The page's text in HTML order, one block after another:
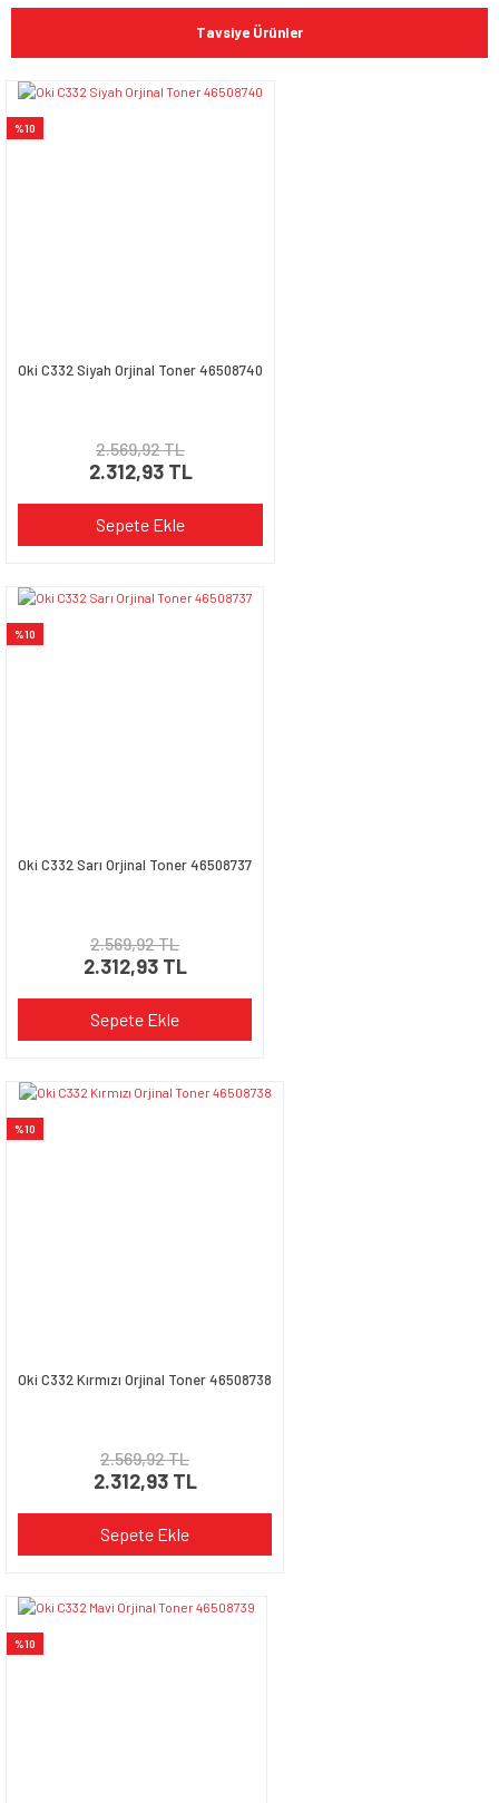
Bu ürüne ilk yorumu siz yapın!
Yorum Yaz
konularda yetersiz gördüğünüz noktaları öneri formunu
kullanarak tarafımıza iletebilirsiniz.
Tavsiye Ürünler
%10
Oki C332 Siyah Orjinal Toner 46508740
2.569,92 TL
2.312,93 TL
Sepete Ekle
%10
Oki C332 Sarı Orjinal Toner 46508737
2.569,92 TL
2.312,93 TL
Sepete Ekle
%10
Oki C332 Kırmızı Orjinal Toner 46508738
2.569,92 TL
2.312,93 TL
Sepete Ekle
%10